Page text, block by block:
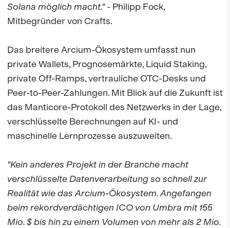
Solana möglich macht."- Philipp Fock,
Mitbegründer von Crafts.
Das breitere Arcium-Ökosystem umfasst nun
private Wallets, Prognosemärkte, Liquid Staking,
private Off-Ramps, vertrauliche OTC-Desks und
Peer-to-Peer-Zahlungen. Mit Blick auf die Zukunft ist
das Manticore-Protokoll des Netzwerks in der Lage,
verschlüsselte Berechnungen auf KI- und
maschinelle Lernprozesse auszuweiten.
"Kein anderes Projekt in der Branche macht
verschlüsselte Datenverarbeitung so schnell zur
Realität wie das Arcium-Ökosystem. Angefangen
beim rekordverdächtigen ICO von Umbra mit 155
Mio. $ bis hin zu einem Volumen von mehr als 2 Mio.